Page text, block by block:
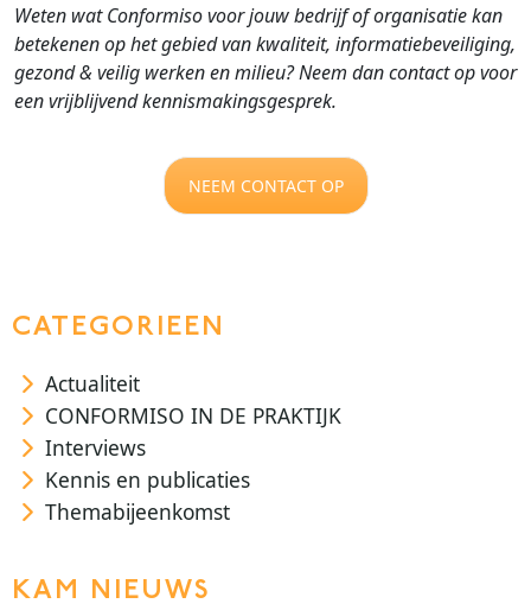
Weten wat Conformiso voor jouw bedrijf of organisatie kan
betekenen op het gebied van kwaliteit, informatiebeveiliging,
gezond & veilig werken en milieu? Neem dan contact op voor
een vrijblijvend kennismakingsgesprek.
NEEM CONTACT OP
CATEGORIEEN
Actualiteit
CONFORMISO IN DE PRAKTIJK
Interviews
Kennis en publicaties
Themabijeenkomst
KAM NIEUWS